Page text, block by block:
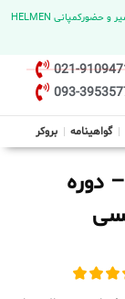
🔔 اطلاعیه : برگزاری سمینار بین المللی بازارهای مالی با میزبانی سهامیر و حضورکمپانی HELMEN
021-
093-
گواهینامه بروکر
دوره